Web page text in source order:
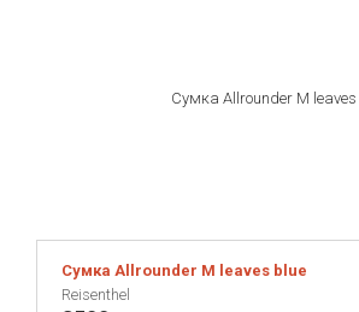
Сумка Allrounder M leaves blue
Reisenthel